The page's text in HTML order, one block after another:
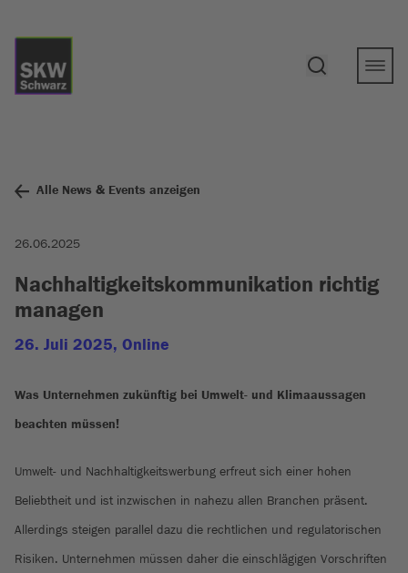
Alle News & Events anzeigen
26.06.2025
Nachhaltigkeitskommunikation richtig
managen
26. Juli 2025, Online
Was Unternehmen zukünftig bei Umwelt- und Klimaaussagen
beachten müssen!
Umwelt- und Nachhaltigkeitswerbung erfreut sich einer hohen
Beliebtheit und ist inzwischen in nahezu allen Branchen präsent.
Allerdings steigen parallel dazu die rechtlichen und regulatorischen
Risiken. Unternehmen müssen daher die einschlägigen Vorschriften